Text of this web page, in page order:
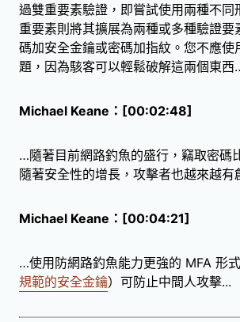
過雙重要素驗證，即嘗試使用兩種不同
重要素則將其擴展為兩種或多種驗證
碼加安全金鑰或密碼加指紋。您不應使
題，因為駭客可以輕鬆破解這兩個東西
Michael Keane：[00:02:48]
…隨著目前網路釣魚的盛行，竊取密碼
隨著安全性的增長，攻擊者也越來越有
Michael Keane：[00:04:21]
…使用防網路釣魚能力更強的 MFA 形
規範的安全金鑰）可防止中間人攻擊...